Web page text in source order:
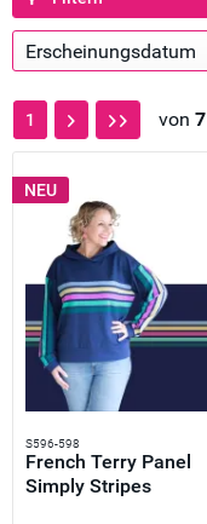
1 von 7
NEU
S596-598
French Terry Panel
Simply Stripes